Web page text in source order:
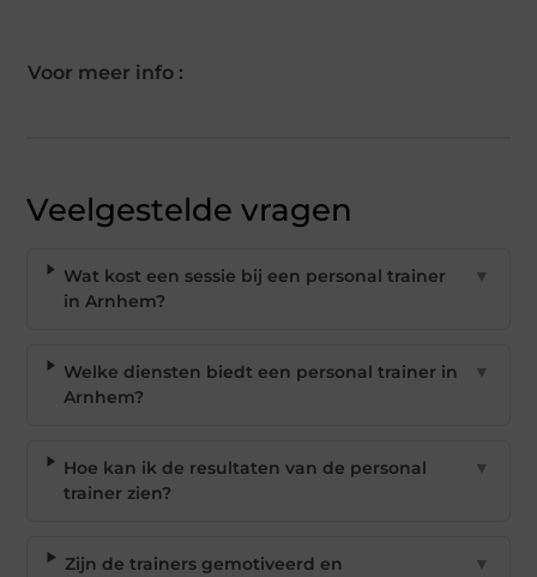
Voor meer info :
Veelgestelde vragen
Wat kost een sessie bij een personal trainer
in Arnhem?
▼
Welke diensten biedt een personal trainer in
Arnhem?
▼
Hoe kan ik de resultaten van de personal
trainer zien?
▼
Zijn de trainers gemotiveerd en
▼